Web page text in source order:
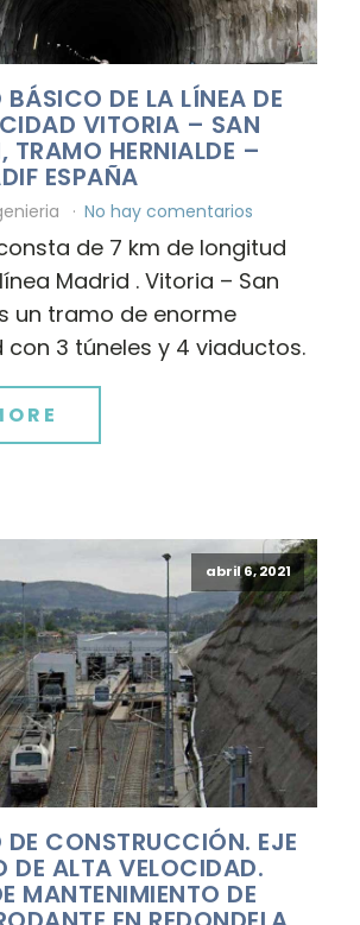
DE LA LÍNEA DE
VITORIA – SAN
TRAMO HERNIALDE –
ESPAÑA
No hay comentarios
de 7 km de longitud
Madrid . Vitoria – San
un tramo de enorme
3 túneles y 4 viaductos.
abril 6, 2021
DE CONSTRUCCIÓN. EJE
DE ALTA VELOCIDAD.
MANTENIMIENTO DE